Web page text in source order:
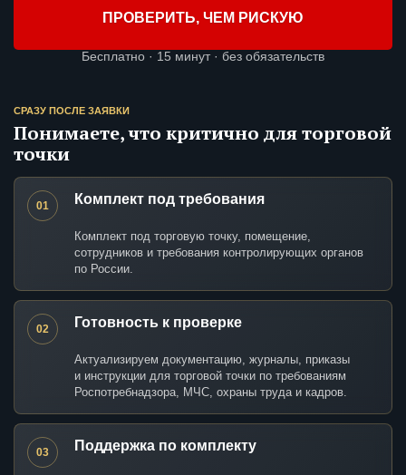
ПРОВЕРИТЬ, ЧЕМ РИСКУЮ
Бесплатно · 15 минут · без обязательств
СРАЗУ ПОСЛЕ ЗАЯВКИ
Понимаете, что критично для торговой
точки
01 Комплект под требования
Комплект под торговую точку, помещение,
сотрудников и требования контролирующих органов
по России.
02 Готовность к проверке
Актуализируем документацию, журналы, приказы
и инструкции для торговой точки по требованиям
Роспотребнадзора, МЧС, охраны труда и кадров.
03 Поддержка по комплекту